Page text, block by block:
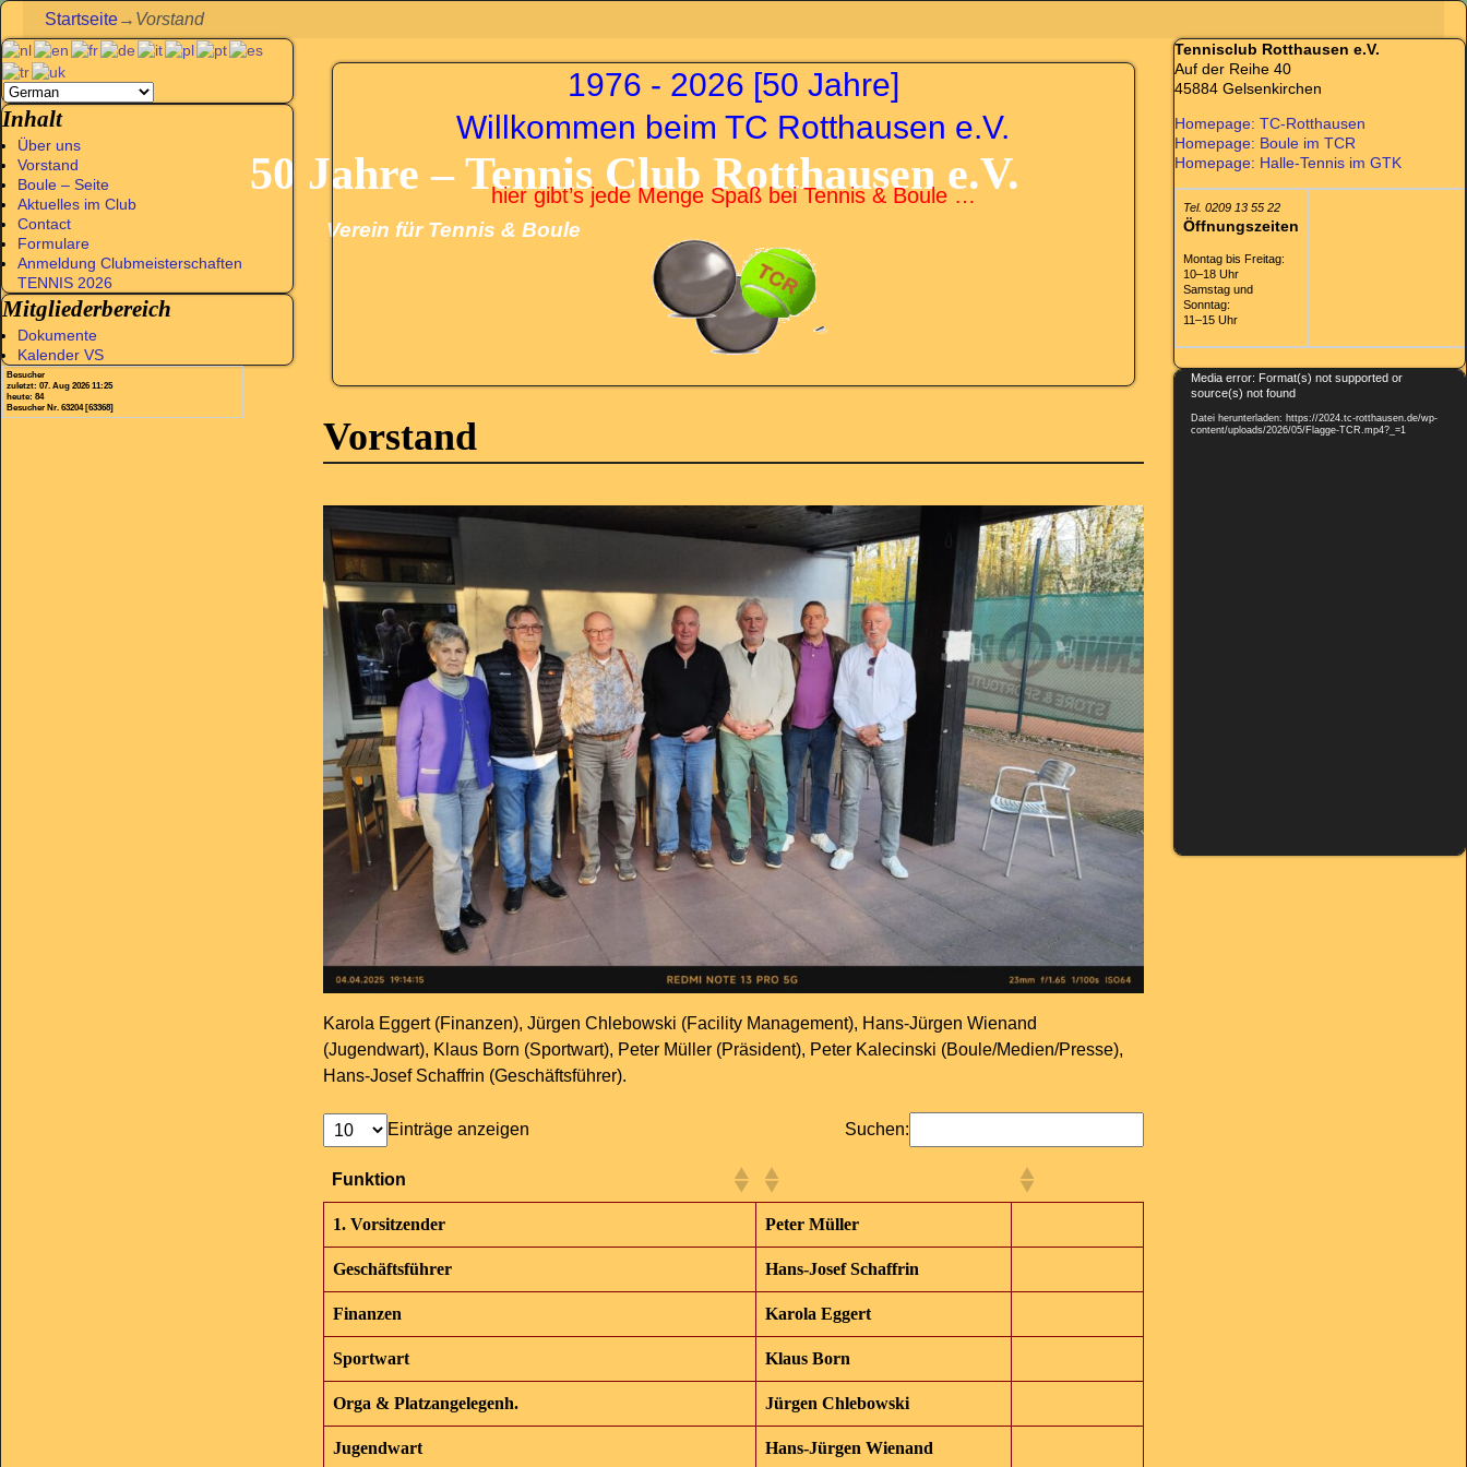
50 Jahre – Tennis Club Rotthausen e.V.
Verein für Tennis & Boule
Startseite→ Vorstand
1976 - 2026 [50 Jahre]
Willkommen beim TC Rotthausen e.V.
hier gibt’s jede Menge Spaß bei Tennis & Boule …
Vorstand
Karola Eggert (Finanzen), Jürgen Chlebowski (Facility Management), Hans-Jürgen Wienand
(Jugendwart), Klaus Born (Sportwart), Peter Müller (Präsident), Peter Kalecinski (Boule/Medien/Presse),
Hans-Josef Schaffrin (Geschäftsführer).
Einträge anzeigen Suchen:
Funktion
1. Vorsitzender Peter Müller
Geschäftsführer Hans-Josef Schaffrin
Finanzen Karola Eggert
Sportwart Klaus Born
Orga & Platzangelegenh. Jürgen Chlebowski
Jugendwart Hans-Jürgen Wienand
Inhalt
Über uns
Vorstand
Boule – Seite
Aktuelles im Club
Contact
Formulare
Anmeldung Clubmeisterschaften
TENNIS 2026
Mitgliederbereich
Dokumente
Kalender VS
Besucher
zuletzt: 07. Aug 2026 11:25
heute: 84
Besucher Nr. 63204 [63368]
Tennisclub Rotthausen e.V.
Auf der Reihe 40
45884 Gelsenkirchen
Homepage: TC-Rotthausen
Homepage: Boule im TCR
Homepage: Halle-Tennis im GTK
Tel. 0209 13 55 22
Öffnungszeiten
Montag bis Freitag:
10–18 Uhr
Samstag und
Sonntag:
11–15 Uhr
Video-
Player
Media error: Format(s) not supported or
source(s) not found
Datei herunterladen: https://2024.tc-rotthausen.de/wp-
content/uploads/2026/05/Flagge-TCR.mp4?_=1